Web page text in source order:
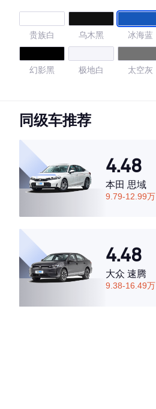
贵族白 乌木黑 冰海蓝
幻影黑 极地白 太空灰
4.74
·外观表现较为优秀，优于83%同级车
·空间表现较为优秀，优于71%同级车
同级车推荐
4.48
本田 思域
9.79-12.99万
4.48
大众 速腾
9.38-16.49万